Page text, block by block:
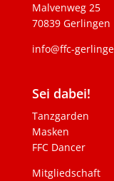
Malvenweg 25
70839 Gerlingen
info@ffc-
Sei dabei!
Tanzgarden
Masken
FFC Dancer
Mitgliedschaft